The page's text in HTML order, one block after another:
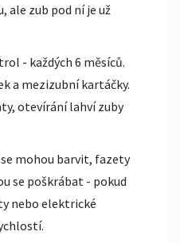
ale zub pod ní je už
- každých 6 měsíců.
a mezizubní kartáčky.
otevírání lahví zuby
mohou barvit, fazety
se poškrábat - pokud
nebo elektrické